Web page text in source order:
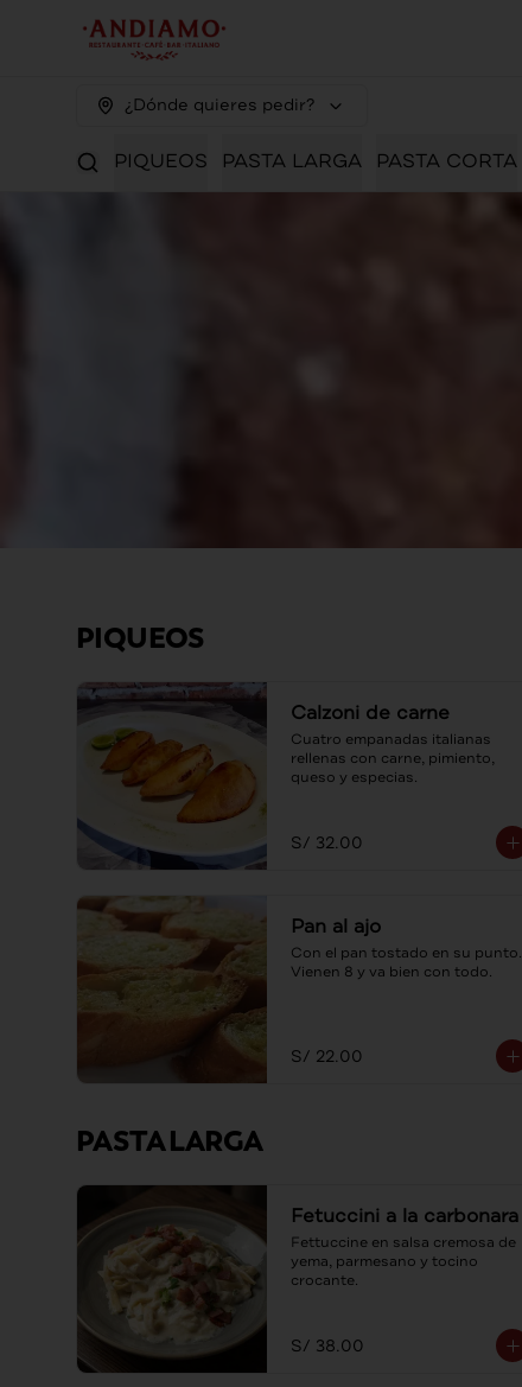
¿Dónde quieres pedir?
PIQUEOS PASTA LARGA PASTA CORTA
PIQUEOS
Calzoni de carne
Cuatro empanadas italianas
rellenas con carne, pimiento,
queso y especias.
S/ 32.00
Pan al ajo
Con el pan tostado en su punto.
Vienen 8 y va bien con todo.
S/ 22.00
PASTA LARGA
Fetuccini a la carbonara
Fettuccine en salsa cremosa de
yema, parmesano y tocino
crocante.
S/ 38.00